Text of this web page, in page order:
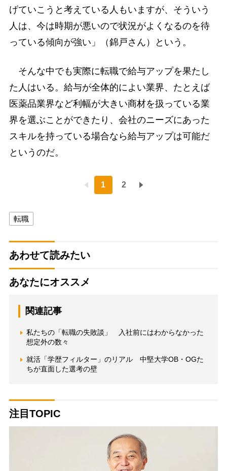
げていこうと考えている人もいますが、そういう
人は、今は時期が悪いので状況がよくなるのを待
っている傾向が強い」（錦戸さん）という。
そんな中でも実際に転職で給与アップを果たし
た人はいる。給与が全体的によい業界、たとえば
医薬品業界など利幅が大きい商材を扱っている業
界を選ぶことができたり、会社のニーズにあった
スキルを持っている場合なら給与アップは可能だ
というのだ。
1 2
転職
あわせて読みたい
あなたにオススメ
関連記事
私たちの「転職の失敗談」 入社前にはわからなかった
想定外の数々
就活「学歴フィルター」のリアル 中堅大学OB・OGた
ちが直面した選考の壁
注目TOPIC